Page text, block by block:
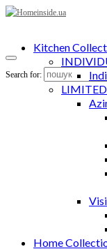
Search for:
Kitchen
Home